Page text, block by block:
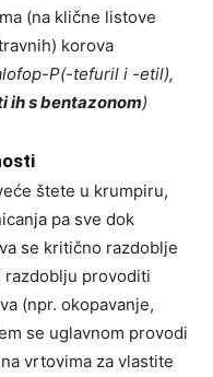
(na klične listove
korova
P(-tefuril i -etil),
ih s bentazonom)
štete u krumpiru,
pa sve dok
se kritično razdoblje
razdoblju provoditi
(npr. okopavanje,
se uglavnom provodi
vrtovima za vlastite